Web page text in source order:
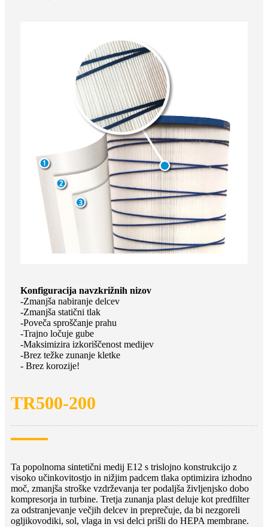
Konfiguracija navzkrižnih nizov
-Zmanjša nabiranje delcev
-Zmanjša statični tlak
-Poveča sproščanje prahu
-Trajno ločuje gube
-Maksimizira izkoriščenost medijev
-Brez težke zunanje kletke
- Brez korozije!
TR500-200
Ta popolnoma sintetični medij E12 s trislojno konstrukcijo z
visoko učinkovitostjo in nižjim padcem tlaka optimizira izhodno
moč, zmanjša stroške vzdrževanja ter podaljša življenjsko dobo
kompresorja in turbine. Tretja zunanja plast deluje kot predfilter
za odstranjevanje večjih delcev in preprečuje, da bi nezgoreli
ogljikovodiki, sol, vlaga in vsi delci prišli do HEPA membrane.